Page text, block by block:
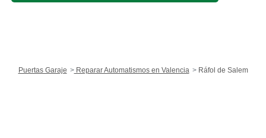
Puertas Garaje Reparar Automatismos en Valencia Ráfol de Salem